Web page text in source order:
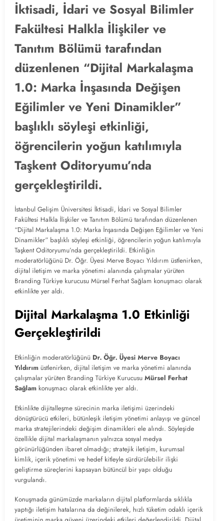
İktisadi, İdari ve Sosyal Bilimler
Fakültesi Halkla İlişkiler ve
Tanıtım Bölümü tarafından
düzenlenen “Dijital Markalaşma
1.0: Marka İnşasında Değişen
Eğilimler ve Yeni Dinamikler”
başlıklı söyleşi etkinliği,
öğrencilerin yoğun katılımıyla
Taşkent Oditoryumu’nda
gerçekleştirildi.
İstanbul Gelişim Üniversitesi İktisadi, İdari ve Sosyal Bilimler
Fakültesi Halkla İlişkiler ve Tanıtım Bölümü tarafından düzenlenen
“Dijital Markalaşma 1.0: Marka İnşasında Değişen Eğilimler ve Yeni
Dinamikler” başlıklı söyleşi etkinliği, öğrencilerin yoğun katılımıyla
Taşkent Oditoryumu’nda gerçekleştirildi. Etkinliğin
moderatörlüğünü Dr. Öğr. Üyesi Merve Boyacı Yıldırım üstlenirken,
dijital iletişim ve marka yönetimi alanında çalışmalar yürüten
Branding Türkiye kurucusu Mürsel Ferhat Sağlam konuşmacı olarak
etkinlikte yer aldı.
Dijital Markalaşma 1.0 Etkinliği
Gerçekleştirildi
Etkinliğin moderatörlüğünü Dr. Öğr. Üyesi Merve Boyacı
Yıldırım üstlenirken, dijital iletişim ve marka yönetimi alanında
çalışmalar yürüten Branding Türkiye Kurucusu Mürsel Ferhat
Sağlam konuşmacı olarak etkinlikte yer aldı.
Etkinlikte dijitalleşme sürecinin marka iletişimi üzerindeki
dönüştürücü etkileri, bütünleşik iletişim yönetimi anlayışı ve güncel
marka stratejilerindeki değişim dinamikleri ele alındı. Söyleşide
özellikle dijital markalaşmanın yalnızca sosyal medya
görünürlüğünden ibaret olmadığı; stratejik iletişim, kurumsal
kimlik, içerik yönetimi ve hedef kitleyle sürdürülebilir ilişki
geliştirme süreçlerini kapsayan bütüncül bir yapı olduğu
vurgulandı.
Konuşmada günümüzde markaların dijital platformlarda sıklıkla
yaptığı iletişim hatalarına da değinilerek, hızlı tüketim odaklı içerik